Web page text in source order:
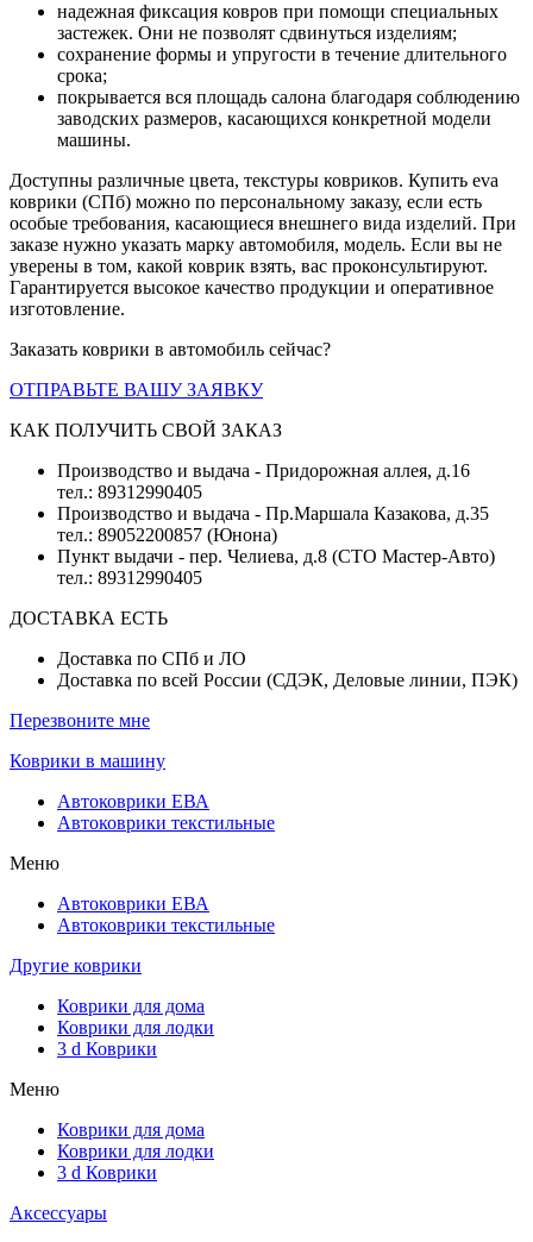
надежная фиксация ковров при помощи специальных
застежек. Они не позволят сдвинуться изделиям;
сохранение формы и упругости в течение длительного
срока;
покрывается вся площадь салона благодаря соблюдению
заводских размеров, касающихся конкретной модели
машины.
Доступны различные цвета, текстуры ковриков. Купить eva
коврики (СПб) можно по персональному заказу, если есть
особые требования, касающиеся внешнего вида изделий. При
заказе нужно указать марку автомобиля, модель. Если вы не
уверены в том, какой коврик взять, вас проконсультируют.
Гарантируется высокое качество продукции и оперативное
изготовление.
Заказать коврики в автомобиль сейчас?
ОТПРАВЬТЕ ВАШУ ЗАЯВКУ
КАК ПОЛУЧИТЬ СВОЙ ЗАКАЗ
Производство и выдача - Придорожная аллея, д.16
тел.: 89312990405
Производство и выдача - Пр.Маршала Казакова, д.35
тел.: 89052200857 (Юнона)
Пункт выдачи - пер. Челиева, д.8 (СТО Мастер-Авто)
тел.: 89312990405
ДОСТАВКА ЕСТЬ
Доставка по СПб и ЛО
Доставка по всей России (СДЭК, Деловые линии, ПЭК)
Перезвоните мне
Коврики в машину
Автоковрики ЕВА
Автоковрики текстильные
Меню
Автоковрики ЕВА
Автоковрики текстильные
Другие коврики
Коврики для дома
Коврики для лодки
3 d Коврики
Меню
Коврики для дома
Коврики для лодки
3 d Коврики
Аксессуары